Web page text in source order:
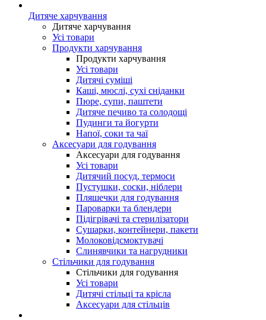
Дитяче харчування
Дитяче харчування
Усі товари
Продукти харчування
Продукти харчування
Усі товари
Дитячі суміші
Каші, мюслі, сухі сніданки
Пюре, супи, паштети
Дитяче печиво та солодощі
Пудинги та йогурти
Напої, соки та чаї
Аксесуари для годування
Аксесуари для годування
Усі товари
Дитячий посуд, термоси
Пустушки, соски, ніблери
Пляшечки для годування
Пароварки та блендери
Підігрівачі та стерилізатори
Сушарки, контейнери, пакети
Молоковідсмоктувачі
Слинявчики та нагрудники
Стільчики для годування
Стільчики для годування
Усі товари
Дитячі стільці та крісла
Аксесуари для стільців